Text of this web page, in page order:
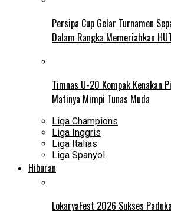
Persipa Cup Gelar Turnamen
Dalam Rangka Memeriahkan
Timnas U-20 Kompak Kenakan
Matinya Mimpi Tunas Muda
Liga Champions
Liga Inggris
Liga Italias
Liga Spanyol
Hiburan
LokaryaFest 2026 Sukses